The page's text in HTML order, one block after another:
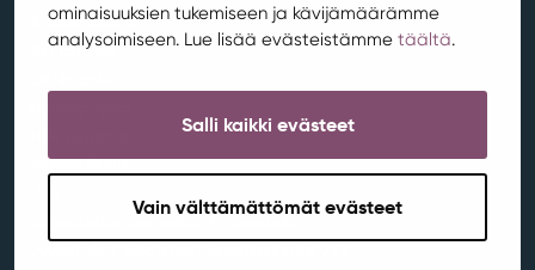
ominaisuuksien tukemiseen ja kävijämäärämme
analysoimiseen. Lue lisää evästeistämme täältä.
Salli kaikki evästeet
Vain välttämättömät evästeet
Ajankohtaista
Asukassivu
Vastuullisuus
Saavutettavuus soihtu.fi-sivustolla